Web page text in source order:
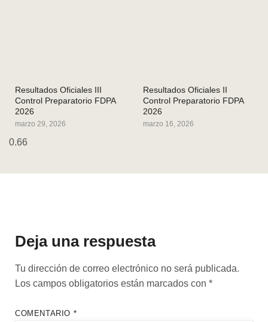
Resultados Oficiales III
Control Preparatorio FDPA
2026
marzo 29, 2026
Resultados Oficiales II
Control Preparatorio FDPA
2026
marzo 16, 2026
Deja una respuesta
Tu dirección de correo electrónico no será publicada.
Los campos obligatorios están marcados con *
COMENTARIO *